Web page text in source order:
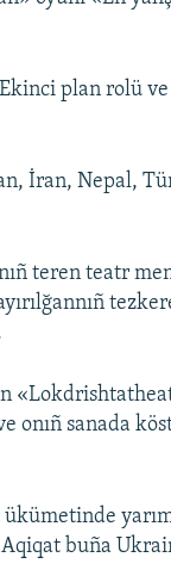
plan rolü
İran, Nepal,
teren teatr
onıñ sanada
ükümetinde
buña